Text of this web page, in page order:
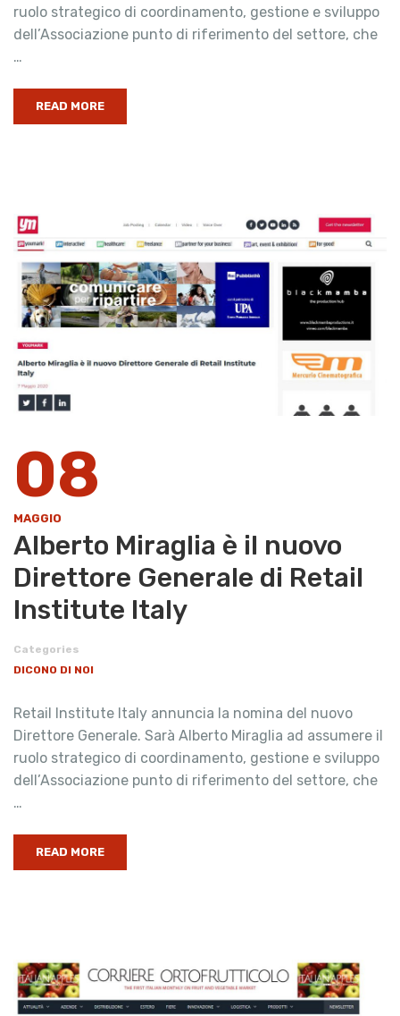
ruolo strategico di coordinamento, gestione e sviluppo
dell’Associazione punto di riferimento del settore, che
…
READ MORE
08
MAGGIO
Alberto Miraglia è il nuovo
Direttore Generale di Retail
Institute Italy
Categories
DICONO DI NOI
Retail Institute Italy annuncia la nomina del nuovo
Direttore Generale. Sarà Alberto Miraglia ad assumere il
ruolo strategico di coordinamento, gestione e sviluppo
dell’Associazione punto di riferimento del settore, che
…
READ MORE